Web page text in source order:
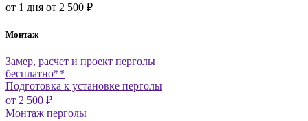
от 1 дня от 2 500 ₽
Монтаж
Замер, расчет и проект перголы
бесплатно**
Подготовка к установке перголы
от 2 500 ₽
Монтаж перголы